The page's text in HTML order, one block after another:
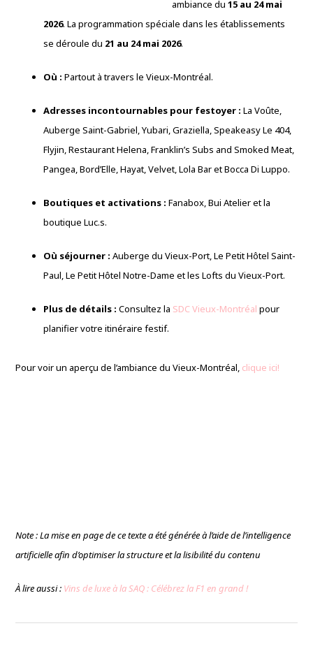
ambiance du15 au 24 mai
2026. La programmation spéciale dans les établissements
se déroule du 21 au 24 mai 2026.
Où : Partout à travers le Vieux-Montréal.
Adresses incontournables pour festoyer : La Voûte,
Auberge Saint-Gabriel, Yubari, Graziella, Speakeasy Le 404,
Flyjin, Restaurant Helena, Franklin’s Subs and Smoked Meat,
Pangea, Bord’Elle, Hayat, Velvet, Lola Bar et Bocca Di Luppo.
Boutiques et activations : Fanabox, Bui Atelier et la
boutique Luc.s.
Où séjourner : Auberge du Vieux-Port, Le Petit Hôtel Saint-
Paul, Le Petit Hôtel Notre-Dame et les Lofts du Vieux-Port.
Plus de détails : Consultez la SDC Vieux-Montréal pour
planifier votre itinéraire festif.
Pour voir un aperçu de l’ambiance du Vieux-Montréal, clique ici!
Note : La mise en page de ce texte a été générée à l’aide de l’intelligence
artificielle afin d’optimiser la structure et la lisibilité du contenu
À lire aussi : Vins de luxe à la SAQ : Célébrez la F1 en grand !